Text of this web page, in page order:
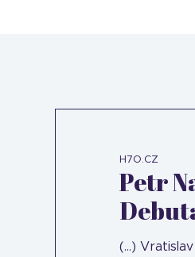
H7O.CZ
Petr
(...)